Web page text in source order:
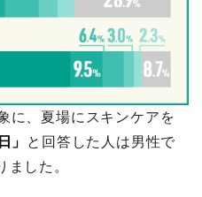
に、夏場にスキンケアを
」
と回答した人は男性で
ました。